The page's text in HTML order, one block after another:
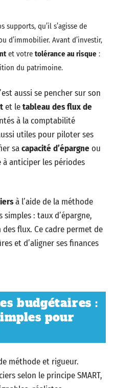
supports, qu’il s’agisse de
d’immobilier. Avant d’investir,
et votre tolérance au risque :
du patrimoine.
aussi se pencher sur son
et letableau des flux de
à la comptabilité
utiles pour piloter ses
sacapacité d’épargneou
à anticiper les périodes
à l’aide de la méthode
simples : taux d’épargne,
flux. Ce cadre permet de
et d’aligner ses finances
budgétaires :
pour
méthode et rigueur.
selon le principe SMART,